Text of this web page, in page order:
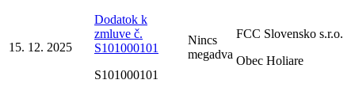
15. 12. 2025
Dodatok k
zmluve č.
S101000101
S101000101
Nincs
megadva
FCC Slovensko s.r.o.
Obec Holiare